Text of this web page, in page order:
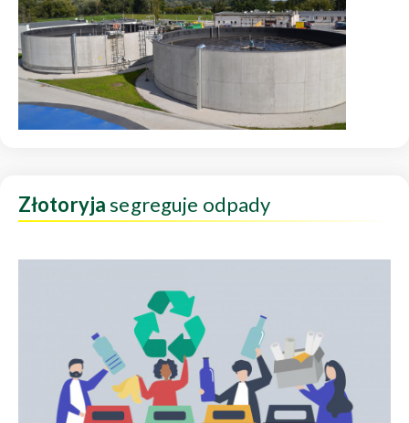
Złotoryjasegreguje odpady